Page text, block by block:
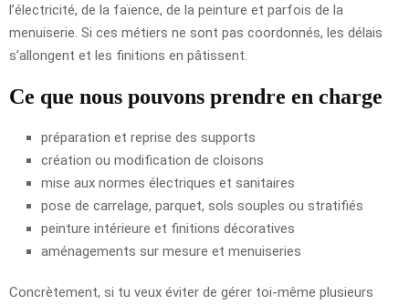
l’électricité, de la faïence, de la peinture et parfois de la
menuiserie. Si ces métiers ne sont pas coordonnés, les délais
s’allongent et les finitions en pâtissent.
Ce que nous pouvons prendre en charge
préparation et reprise des supports
création ou modification de cloisons
mise aux normes électriques et sanitaires
pose de carrelage, parquet, sols souples ou stratifiés
peinture intérieure et finitions décoratives
aménagements sur mesure et menuiseries
Concrètement, si tu veux éviter de gérer toi-même plusieurs